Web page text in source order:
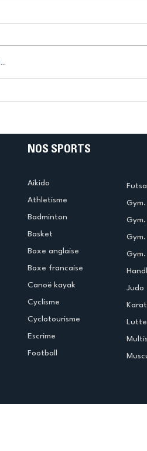
de
termine
NOS SPORTS
Aikido
Athletisme
Badminton
Basket
Boxe anglaise
Boxe francaise
Canoë kayak
Cyclisme
Cyclotourisme
Escrime
Football
Judo
Lutte